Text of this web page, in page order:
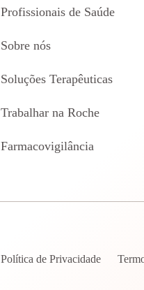
Profissionais de Saúde
Sobre nós
Soluções Terapêuticas
Trabalhar na Roche
Farmacovigilância
Política de Privacidade